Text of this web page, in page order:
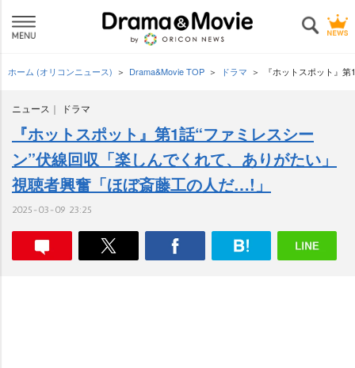
ホーム (オリコンニュース) Drama&Movie TOP ドラマ 『ホットスポット』
ニュース ドラマ
『ホットスポット』第1話“ファミレスシー
ン”伏線回収「楽しんでくれて、ありがたい」
視聴者興奮「ほぼ斎藤工の人だ…!」
2025-03-09 23:25